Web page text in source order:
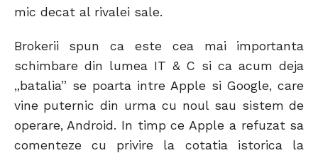
mic decat al rivalei sale.
Brokerii spun ca este cea mai importanta
schimbare din lumea IT & C si ca acum deja
„batalia” se poarta intre Apple si Google, care
vine puternic din urma cu noul sau sistem de
operare, Android. In timp ce Apple a refuzat sa
comenteze cu privire la cotatia istorica la